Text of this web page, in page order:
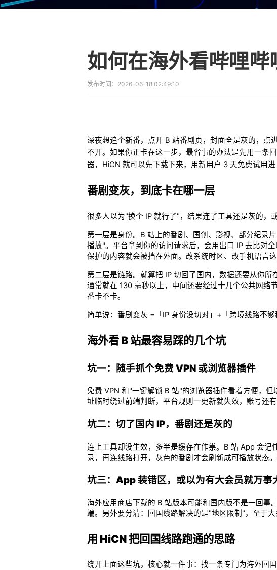
发布时间： 2026-06-18 02:49:10
深夜想追个新番，点开 B 站番剧页，封面全是灰的，
不开。如果你正卡在这一步，最省事的办法是先用一条
器，HiCN 就可以先下载下来，用新用户 3 天免费试用
番剧变灰，到底卡在哪一层
很多人以为"换个 IP 就行了"，结果连了工具还是灰的，
第一层是身份。B 站上的番剧、国创、影视、部分纪录
播放"。平台拿到你的访问请求后，会用出口 IP 去比对
保护的内容就会被挡在外面。改系统时区、改手机语言
第二层是链路。就算把 IP 切回了国内，数据还要从你
通常就在 130 毫秒以上，中间还要经过十几个公共网络
番卡不卡。
简单说：番剧变灰 =「IP 身份没切对」+「跨境线路不够
海外看 B 站最容易踩的几个坑
坑一：随手抓个免费 VPN 或浏览器插件
免费 VPN 和"一键解锁 B 站"的浏览器插件看着方便，
址临时绕过前端判断，平台规则一更新就失效，账号还
坑二：切了国内 IP，番剧还是灰的
连上工具却没生效，多半是缓存在作祟。B 站 App 会
录，再连线路打开，灰色的番剧才会刷新成可播放状态
坑三：App 装错区，或以为有大会员就万事
海外应用商店下载的 B 站版本可能和国内版不是一回事
端。另外要分清：回国线路解决的是"地区限制"，至于
用 HiCN 把回国线路跑通的思路
绕开上面这些坑，核心就一件事：找一条专门为海外回